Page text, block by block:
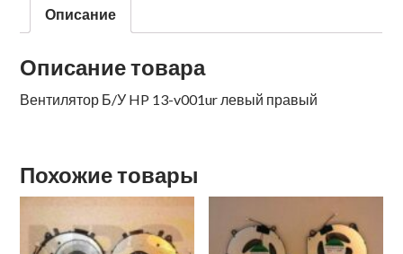
Описание
Описание товара
Вентилятор Б/У HP 13-v001ur левый правый
Похожие товары